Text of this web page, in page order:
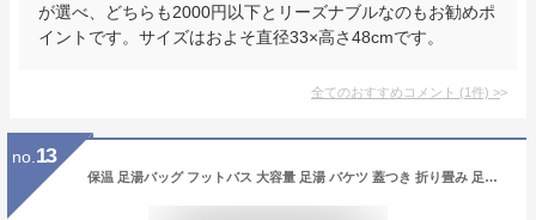
が選べ、どちらも2000円以下とリーズナブルなのもお勧めポ
イントです。サイズはおよそ直径33×高さ48cmです。
全てのおすすめコメント (1件) >
no. 13
保温 足湯バッグ フットバス 大容量 足湯 バケツ 蓋つき 折り畳み 足湯器 深め ふくらはぎ 自宅 折りたたみ コンパクト収納 持ち運び便利 収納袋付き 旅行 ポータブル 洗濯 軽量 釣り 洗車 キャンプ 入院 防災 簡易バケツ